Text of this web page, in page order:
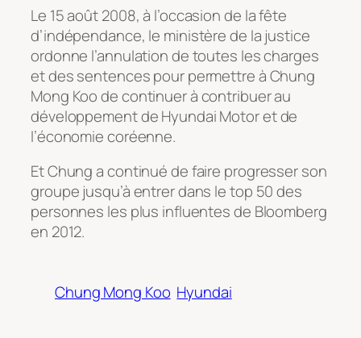
Le 15 août 2008, à l’occasion de la fête
d’indépendance, le ministère de la justice
ordonne l’annulation de toutes les charges
et des sentences pour permettre à Chung
Mong Koo de continuer à contribuer au
développement de Hyundai Motor et de
l’économie coréenne.
Et Chung a continué de faire progresser son
groupe jusqu’à entrer dans le top 50 des
personnes les plus influentes de Bloomberg
en 2012.
Chung Mong Koo Hyundai